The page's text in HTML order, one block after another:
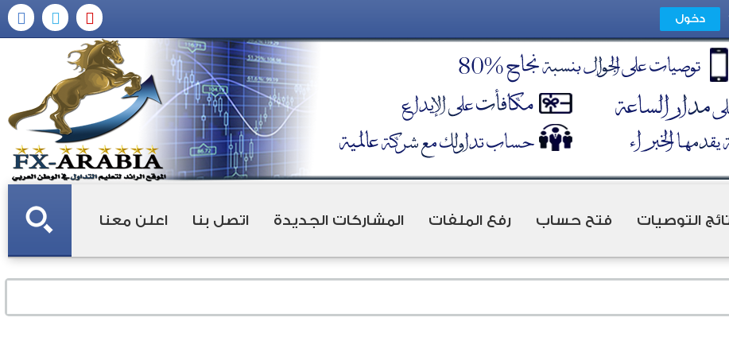
التوصيات فتح حساب رفع الملفات المشاركات الجديدة اتصل بنا اعلن معنا